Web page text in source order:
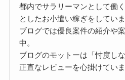
都内でサラリーマンとして働
としたお小遣い稼ぎをしていま
ブログでは優良案件の紹介や
中。
ブログのモットーは「忖度しな
正直なレビューを心掛けていま